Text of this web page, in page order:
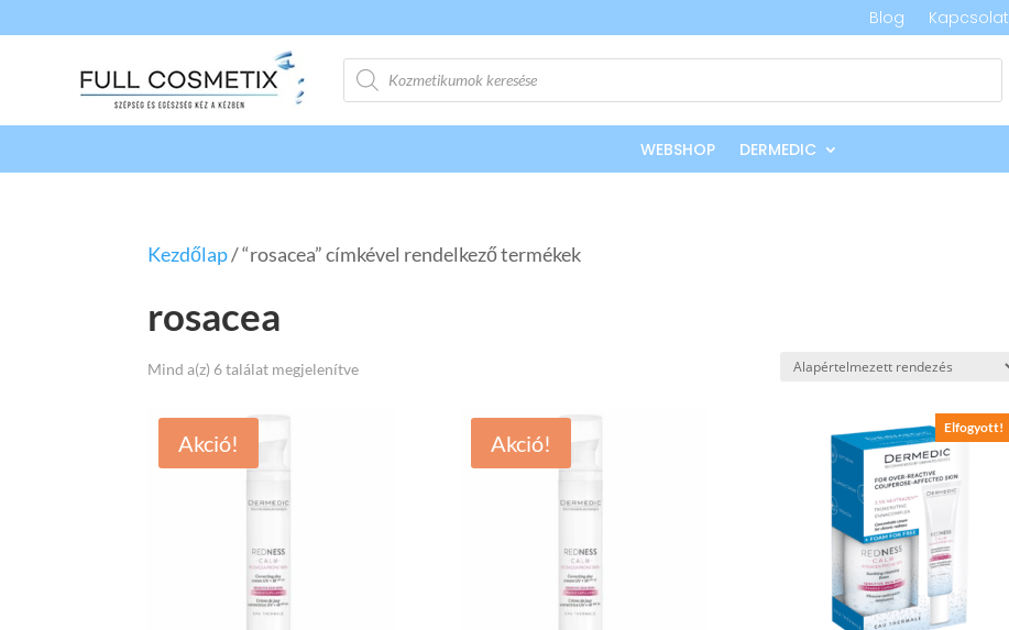
Blog Kapcsolat
Products
search
WEBSHOP DERMEDIC
Kezdőlap/ “rosacea” címkével rendelkező termékek
rosacea
Mind a(z) 6 találat megjelenítve
Akció! Akció!
Elfogyott!